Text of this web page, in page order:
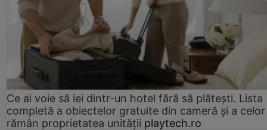
Ce ai voie să iei dintr-un hotel fără să plătești. Lista
completă a obiectelor gratuite din cameră și a
rămân proprietatea unității playtech.ro